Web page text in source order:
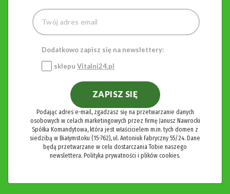
Dodatkowo zapisz się na newslettery:
sklepu Vitalni24.pl
ZAPISZ SIĘ
Podając adres e-mail, zgadzasz się na przetwarzanie danych
osobowych w celach marketingowych przez firmę Janusz Nawrocki
Spółka Komandytowa, która jest właścicielem m.in. tych domen z
siedzibą w Białymstoku (15-762), ul. Antoniuk Fabryczny 55/24. Dane
będą przetwarzane w celu dostarczania Tobie naszego
newslettera. Polityka prywatności i plików cookies.